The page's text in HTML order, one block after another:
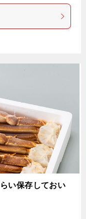
い保存しておい